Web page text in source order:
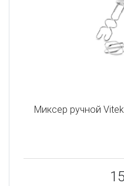
Миксер ручной